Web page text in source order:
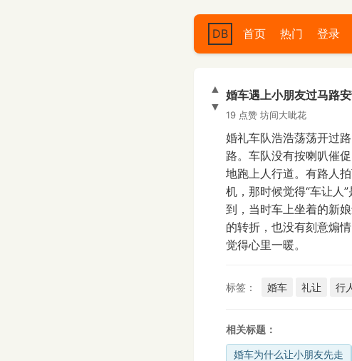
DB 首页 热门 登录
▲
▼
婚车遇上小朋友过马路
19 点赞 坊间大呲花
婚礼车队浩浩荡荡开过
路。车队没有按喇叭催
地跑上人行道。有路人
机，那时候觉得“车让人
到，当时车上坐着的新
的转折，也没有刻意煽
觉得心里一暖。
标签： 婚车 礼让 行
相关标题：
婚车为什么让小朋友先走